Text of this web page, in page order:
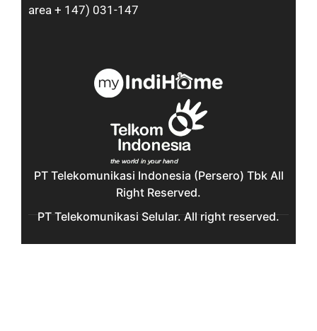
area + 147) 031-147
PT Telekomunikasi Indonesia (Persero) Tbk All
Right Reserved.
PT Telekomunikasi Selular. All right reserved.